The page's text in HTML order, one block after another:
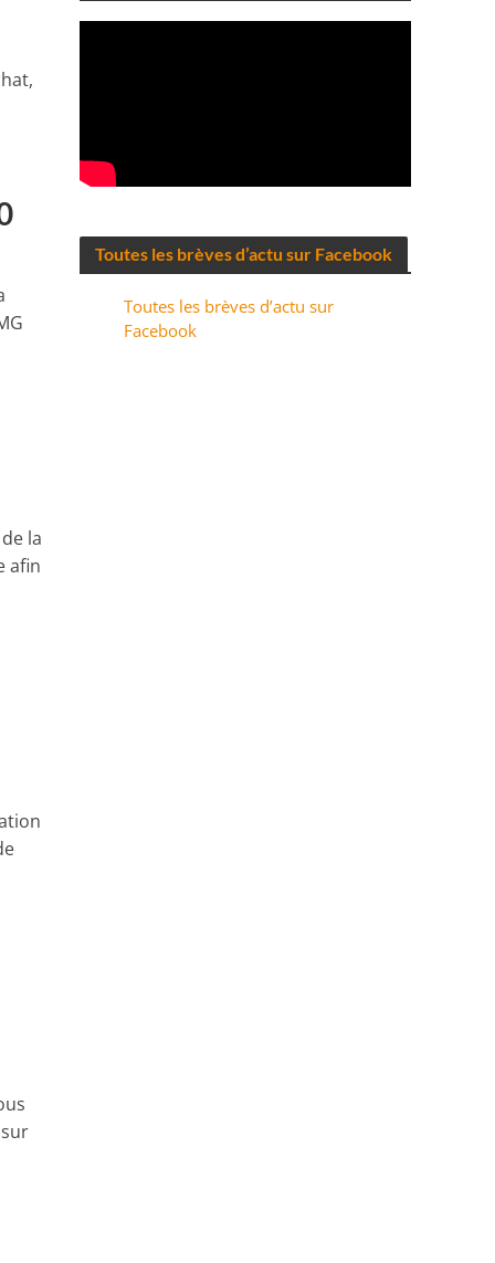
la
afin
Toutes les brèves d’actu sur Facebook
Toutes les brèves d’actu sur
Facebook